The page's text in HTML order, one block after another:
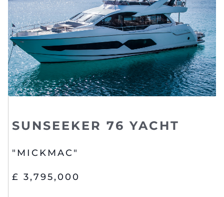
SUNSEEKER 76 YACHT
"MICKMAC"
£ 3,795,000